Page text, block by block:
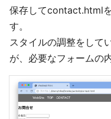
保存してcontact.html
す。
スタイルの調整をして
が、必要なフォームの